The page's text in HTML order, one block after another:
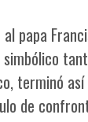
al papa
terminó
de